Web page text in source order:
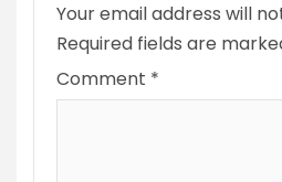
Your email address will
Required fields are
Comment *